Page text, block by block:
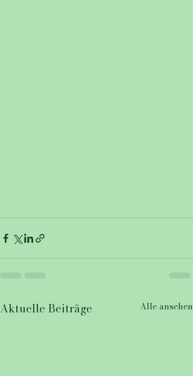
Aktuelle Beiträge Alle ansehen